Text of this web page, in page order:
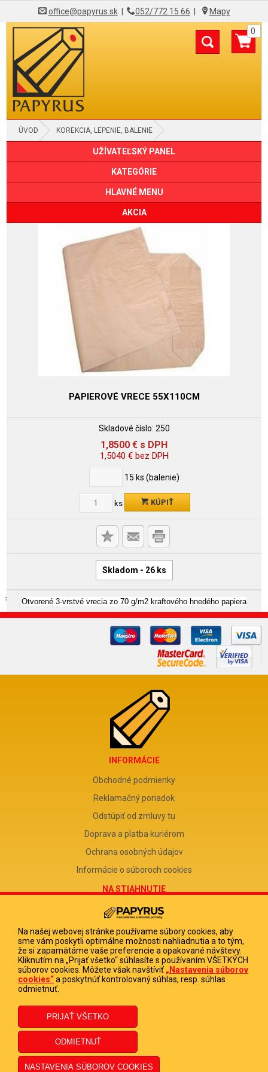
office@papyrus.sk| 052/772 15 66 Mapy
0
ÚVOD KOREKCIA, LEPENIE, BALENIE
BALIACE PAPIERE, ŠKATULE, TUBUSY
UŽÍVATEĽSKÝ PANEL
KATEGÓRIE
HLAVNÉ MENU
AKCIA
PAPIEROVÉ VRECE 55X110CM
Skladové číslo: 250
1,8500 € s DPH
1,5040 €bez DPH
15 ks (balenie)
ks KÚPIŤ
Skladom - 26 ks
Otvorené 3-vrstvé vrecia zo 70 g/m2 kraftového hnedého papiera
INFORMÁCIE
Obchodné podmienky
Reklamačný poriadok
Odstúpiť od zmluvy tu
Doprava a platba kuriérom
Ochrana osobných údajov
Informácie o súboroch cookies
NA STIAHNUTIE
Reklamačný formulár
Odstúpenie od zmluvy
Poučenie o odstúpení od zmluvy
FIRMA
PAPYRUS POPRAD, s.r.o.
DIČ 2020513880
IČ DPH SK2020513880
Na našej webovej stránke používame súbory cookies, aby
sme vám poskytli optimálne možnosti nahliadnutia a to tým,
že si zapamätáme vaše preferencie a opakované návštevy.
Kliknutím na „Prijať všetko“ súhlasíte s používaním VŠETKÝCH
súborov cookies. Môžete však navštíviť „Nastavenia súborov
cookies“a poskytnúť kontrolovaný súhlas, resp. súhlas
odmietnuť.